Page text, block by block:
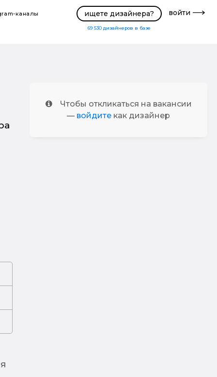
каналы ищете дизайнера?
69 530 дизайнеров в базе
войти
Чтобы откликаться на вакансии
— войдите как дизайнер